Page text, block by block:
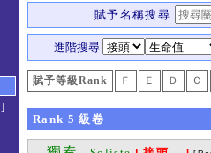
賦予名稱搜尋
進階搜尋
賦予等級Rank Ｆ Ｅ Ｄ Ｃ
Rank 5 級卷